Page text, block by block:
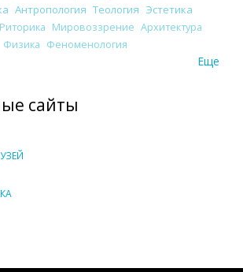
Антропология Теология Эстетика
Риторика Мировоззрение Архитектура
Физика Феноменология
Еще
сайты